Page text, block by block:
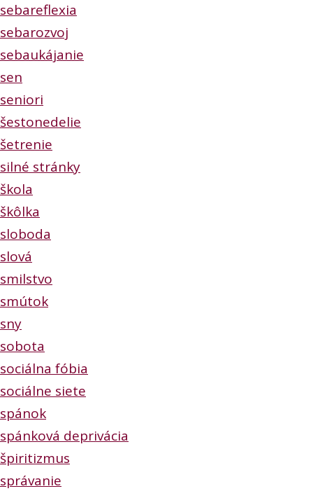
sebareflexia
sebarozvoj
sebaukájanie
sen
seniori
šestonedelie
šetrenie
silné stránky
škola
škôlka
sloboda
slová
smilstvo
smútok
sny
sobota
sociálna fóbia
sociálne siete
spánok
spánková deprivácia
špiritizmus
správanie